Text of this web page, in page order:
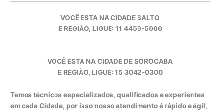
VOCÊ ESTA NA CIDADE SALTO
E REGIÃO, LIGUE: 11 4456-5666
VOCÊ ESTA NA CIDADE DE SOROCABA
E REGIÃO, LIGUE: 15 3042-0300
Temos técnicos especializados, qualificados e experientes
em cada Cidade, por isso nosso atendimento é rápido e ágil,